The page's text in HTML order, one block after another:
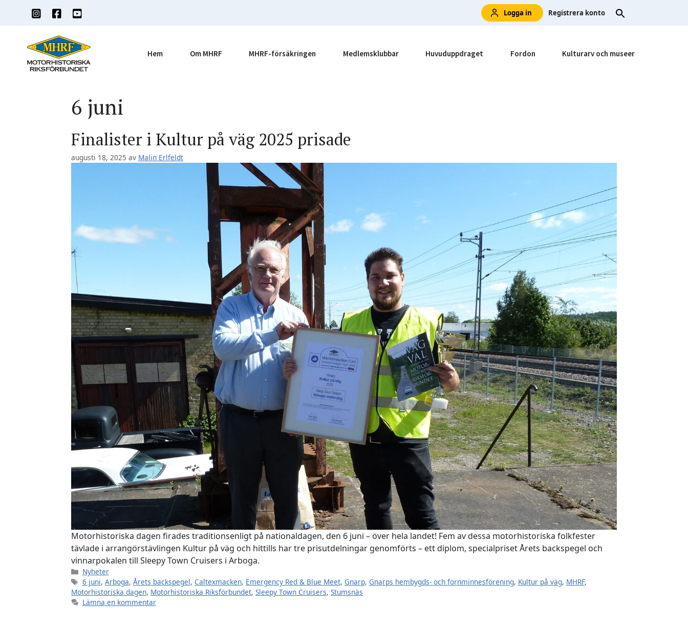
Logga in Registrera konto
Hem Om MHRF MHRF-försäkringen Medlemsklubbar Huvuduppdraget Fordon Kulturarv och museer
6 juni
Finalister i Kultur på väg 2025 prisade
augusti 18, 2025 av Malin Erlfeldt
Motorhistoriska dagen firades traditionsenligt på nationaldagen, den 6 juni – över hela landet! Fem av dessa motorhistoriska folkfester
tävlade i arrangörstävlingen Kultur på väg och hittills har tre prisutdelningar genomförts – ett diplom, specialpriset Årets backspegel och
vinnarpokalen till Sleepy Town Cruisers i Arboga.
Kategorier
Nyheter
Etiketter
6 juni, Arboga, Årets backspegel, Caltexmacken, Emergency Red & Blue Meet, Gnarp, Gnarps hembygds- och fornminnesförening, Kultur på väg, MHRF,
Motorhistoriska dagen, Motorhistoriska Riksförbundet, Sleepy Town Cruisers, Stumsnäs
Lämna en kommentar